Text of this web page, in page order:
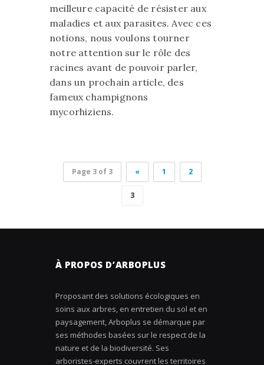
meilleure capacité de résister aux
maladies et aux parasites. Avec ces
notions, nous voulons tourner
notre attention sur le rôle des
racines avant de pouvoir parler,
dans un prochain article, des
fameux champignons
mycorhiziens.
Page 3 of 3 « 1 2
3
À PROPOS D’ARBOPLUS
Proposant des solutions écologiques en
soins aux arbres, en entretien du sol et en
paysagement, Arboplus se démarque par
ses méthodes basées sur le respect de la
nature et de la biodiversité. Ses
arboristes-experts couvrent les territoires